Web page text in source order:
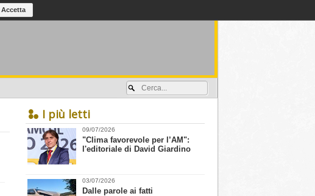
I più letti
09/07/2026
"​Clima favorevole per l’AM":
l'editoriale di David Giardino
03/07/2026
Dalle parole ai fatti
Accetta